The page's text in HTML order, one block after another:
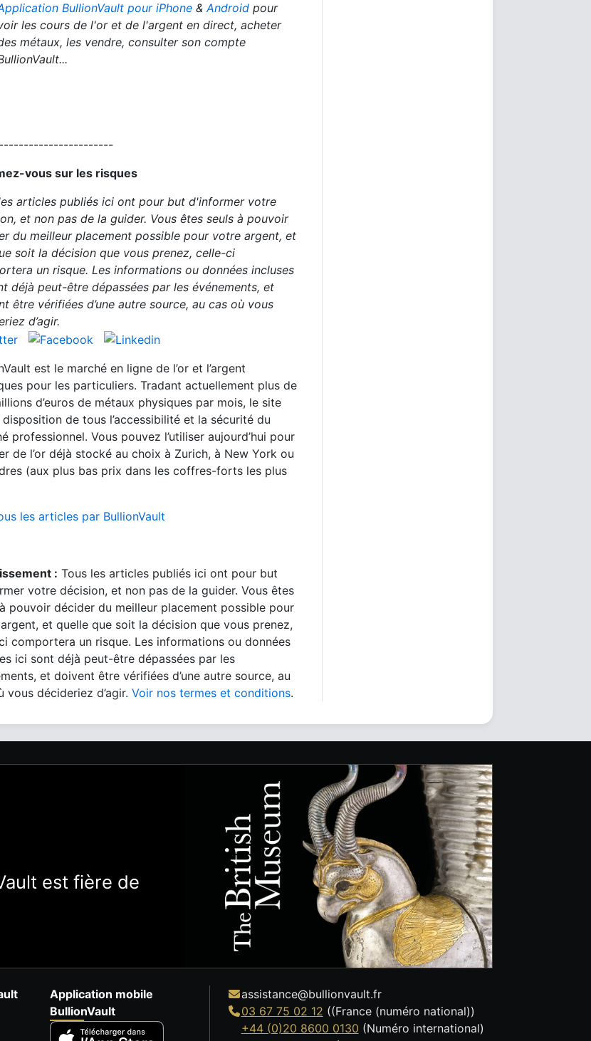
BullionVault pour iPhone &Android pour
les cours de l'or et de l'argent en direct, acheter
métaux, les vendre, consulter son compte
vous sur les risques
articles publiés ici ont pour but d'informer votre
et non pas de la guider. Vous êtes seuls à pouvoir
du meilleur placement possible pour votre argent, et
soit la décision que vous prenez, celle-ci
un risque. Les informations ou données incluses
déjà peut-être dépassées par les événements, et
être vérifiées d’une autre source, au cas où vous
d’agir.
est le marché en ligne de l’or et l’argent
pour les particuliers. Tradant actuellement plus de
d’euros de métaux physiques par mois, le site
disposition de tous l’accessibilité et la sécurité du
professionnel. Vous pouvez l’utiliser aujourd’hui pour
de l’or déjà stocké au choix à Zurich, à New York ou
(aux plus bas prix dans les coffres-forts les plus
les articles par BullionVault
: Tous les articles publiés ici ont pour but
votre décision, et non pas de la guider. Vous êtes
pouvoir décider du meilleur placement possible pour
et quelle que soit la décision que vous prenez,
comportera un risque. Les informations ou données
ici sont déjà peut-être dépassées par les
et doivent être vérifiées d’une autre source, au
vous décideriez d’agir. Voir nos termes et conditions.
est fière de
Application mobile
BullionVault
assistance@bullionvault.fr
03 67 75 02 12 ((France (numéro national))
+44 (0)20 8600 0130 (Numéro international)